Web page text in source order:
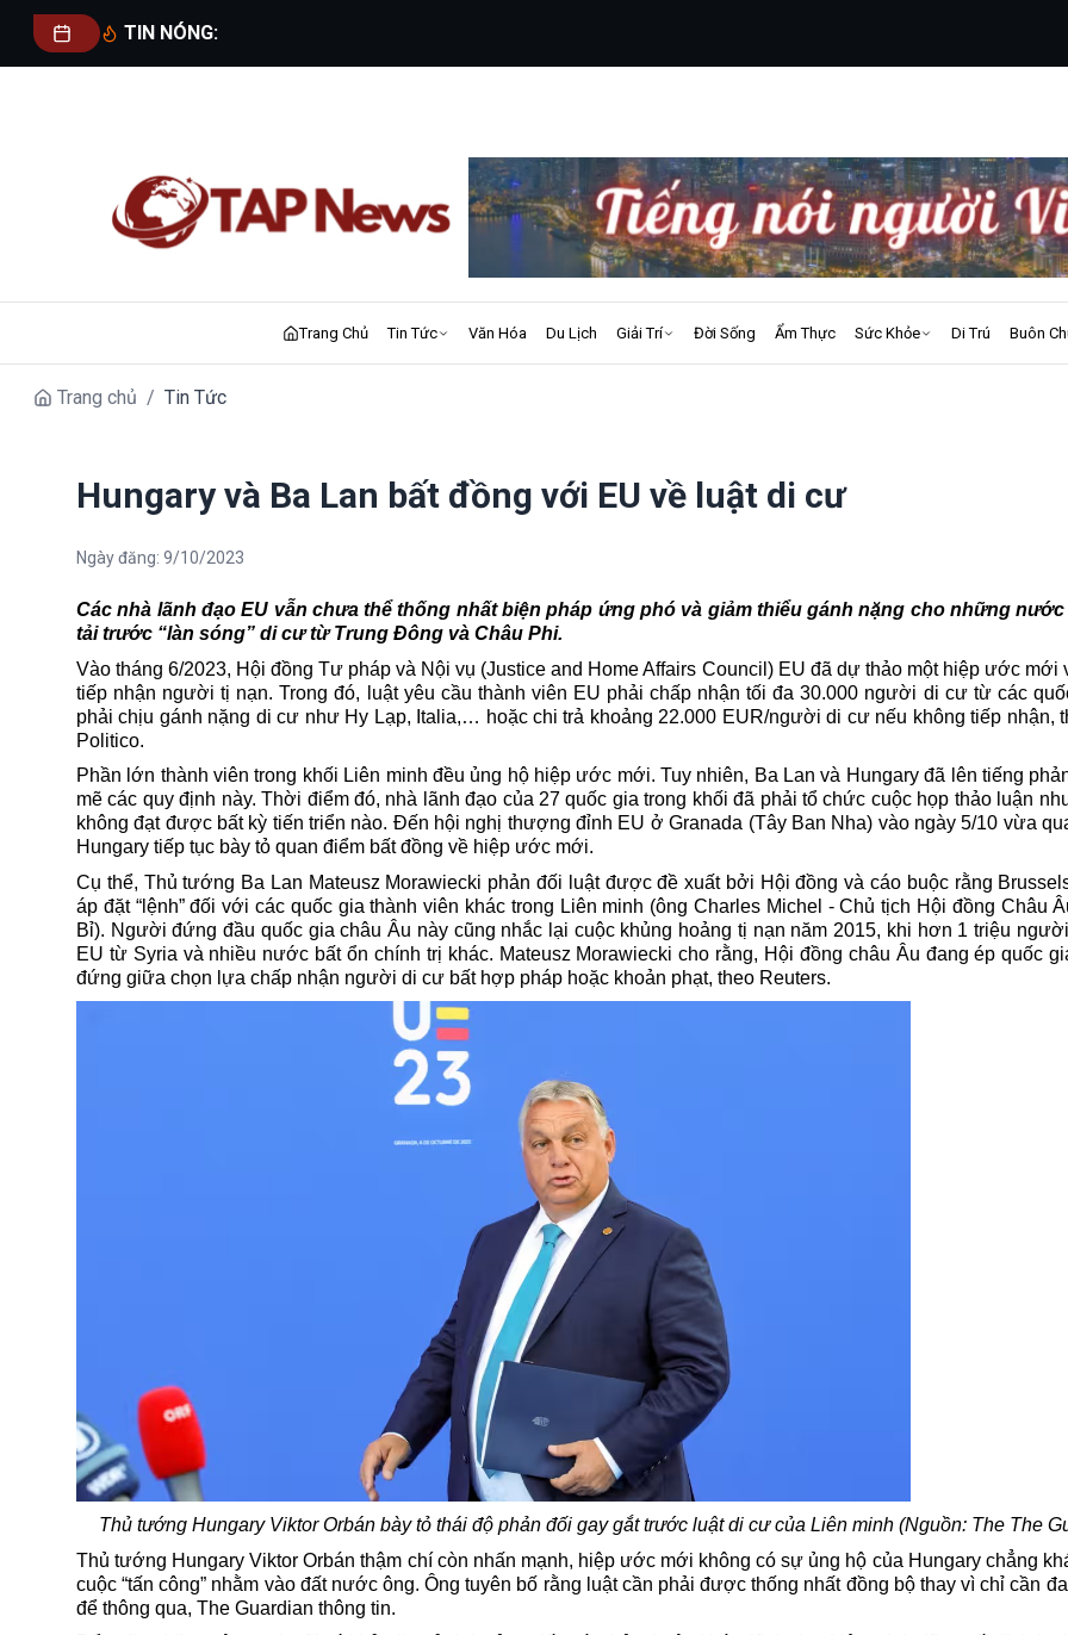
TIN NÓNG:
Trang Chủ Tin Tức Văn Hóa Du Lịch Giải Trí Đời Sống Ẩm Thực Sức Khỏe Di Trú Buôn
Trang chủ / Tin Tức
Hungary và Ba Lan bất đồng với EU về luật di cư
Ngày đăng: 9/10/2023
Các nhà lãnh đạo EU vẫn chưa thể thống nhất biện pháp ứng phó và giảm thiểu gánh nặng cho những
tải trước “làn sóng” di cư từ Trung Đông và Châu Phi.
Vào tháng 6/2023, Hội đồng Tư pháp và Nội vụ (Justice and Home Affairs Council) EU đã dự thảo một hiệp ước mới
tiếp nhận người tị nạn. Trong đó, luật yêu cầu thành viên EU phải chấp nhận tối đa 30.000 người di cư từ các
phải chịu gánh nặng di cư như Hy Lạp, Italia,… hoặc chi trả khoảng 22.000 EUR/người di cư nếu không tiếp nhận,
Politico.
Phần lớn thành viên trong khối Liên minh đều ủng hộ hiệp ước mới. Tuy nhiên, Ba Lan và Hungary đã lên tiếng
mẽ các quy định này. Thời điểm đó, nhà lãnh đạo của 27 quốc gia trong khối đã phải tổ chức cuộc họp thảo luận
không đạt được bất kỳ tiến triển nào. Đến hội nghị thượng đỉnh EU ở Granada (Tây Ban Nha) vào ngày 5/10 vừa
Hungary tiếp tục bày tỏ quan điểm bất đồng về hiệp ước mới.
Cụ thể, Thủ tướng Ba Lan Mateusz Morawiecki phản đối luật được đề xuất bởi Hội đồng và cáo buộc rằng
áp đặt “lệnh” đối với các quốc gia thành viên khác trong Liên minh (ông Charles Michel - Chủ tịch Hội đồng Châu
Bỉ). Người đứng đầu quốc giachâu Âu này cũng nhắc lại cuộc khủng hoảng tị nạn năm 2015, khi hơn 1 triệu
EU từ Syria và nhiều nước bất ổn chính trị khác. Mateusz Morawiecki cho rằng, Hội đồng châu Âu đang ép quốc
đứng giữa chọn lựa chấp nhận người di cư bất hợp pháp hoặc khoản phạt, theo Reuters.
Thủ tướng Hungary Viktor Orbán bày tỏ thái độ phản đối gay gắt trước luật di cư của Liên minh (Nguồn: The The
Thủ tướng Hungary Viktor Orbán thậm chí còn nhấn mạnh, hiệp ước mới không có sự ủng hộ của Hungary chẳng
cuộc “tấn công” nhằm vào đất nước ông. Ông tuyên bố rằng luật cần phải được thống nhất đồng bộ thay vì chỉ cần
để thông qua, The Guardian thông tin.